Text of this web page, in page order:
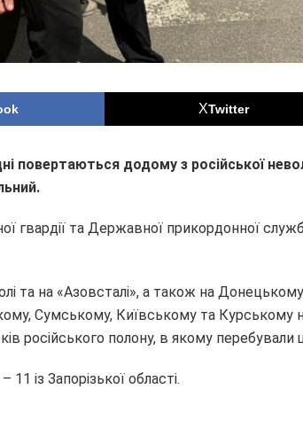
Twitter
повертаються додому з російської
гвардії та Державної прикордонної
та на «Азовсталі», а також на
Сумському, Київському та Курському
російського полону, в якому перебували
із Запорізької області.